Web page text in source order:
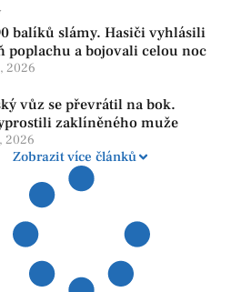
balíků slámy. Hasiči vyhlásili
poplachu a bojovali celou noc
2026
vůz se převrátil na bok.
zaklíněného muže
2026
Zobrazit více článků